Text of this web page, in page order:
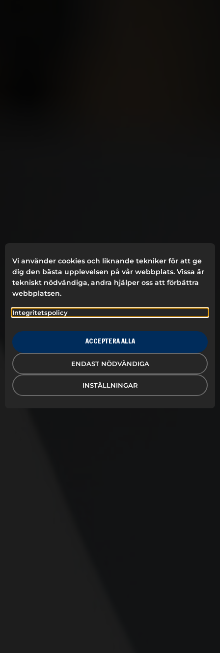
Delectum är ett svenskt familjeföretag som arbetar
med expertis och specialisering inom branding och
profilering av ditt varumärke. Våra produkter är
unika med snygg design och flertalet coola
funktioner.
Vi använder cookies och liknande tekniker för att ge
dig den bästa upplevelsen på vår webbplats. Vissa är
tekniskt nödvändiga, andra hjälper oss att förbättra
webbplatsen.
Integritetspolicy
ENDAST NÖDVÄNDIGA
INSTÄLLNINGAR
ACCEPTERA ALLA